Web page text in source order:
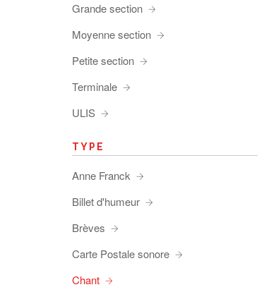
Grande section
Moyenne section
Petite section
Terminale
ULIS
TYPE
Anne Franck
Billet d'humeur
Brèves
Carte Postale sonore
Chant